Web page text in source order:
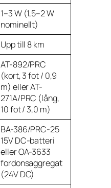
1–3 W (1,5–2 W
nominellt)
Upp till 8 km
AT-892/PRC
(kort, 3 fot / 0,9
m) eller AT-
271A/PRC (lång,
10 fot / 3,0 m)
BA-386/PRC-25
15V DC-batteri
eller OA-3633
fordonsaggregat
(24V DC)